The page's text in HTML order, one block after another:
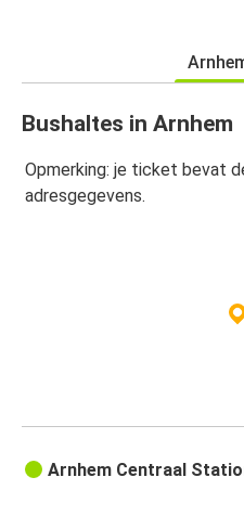
Bushaltes in Arnhem
Opmerking: je ticket bevat
adresgegevens.
Arnhem Centraal